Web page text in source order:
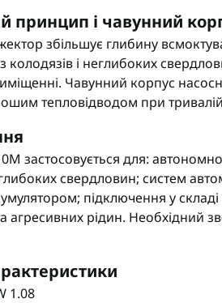
принцип і чавунний
збільшує глибину
колодязів і неглибоких
Чавунний корпус
тепловідводом при
застосовується для:
свердловин; систем
підключення у
агресивних рідин. Необхідний
1.08